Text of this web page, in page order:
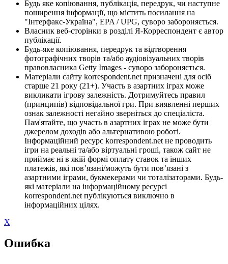
Будь яке копіювання, публікація, передрук, чи наступне
поширення інформації, що містить посилання на
"Інтерфакс-Україна", EPA / UPG, суворо забороняється.
Власник веб-сторінки в розділі Я-Корреспондент є автор
публікації.
Будь-яке копіювання, передрук та відтворення
фотографічних творів та/або аудіовізуальних творів
правовласника Getty Images - суворо забороняється.
Матеріали сайту korrespondent.net призначені для осіб
старше 21 року (21+). Участь в азартних іграх може
викликати ігрову залежність. Дотримуйтесь правил
(принципів) відповідальної гри. При виявленні перших
ознак залежності негайно зверніться до спеціаліста.
Пам'ятайте, що участь в азартних іграх не може бути
джерелом доходів або альтернативою роботі.
Інформаційний ресурс korrespondent.net не проводить
ігри на реальні та/або віртуальні гроші, також сайт не
приймає ні в якій формі оплату ставок та інших
платежів, які пов’язані/можуть бути пов’язані з
азартними іграми, букмекерами чи тоталізаторами. Будь-
які матеріали на інформаційному ресурсі
korrespondent.net публікуються виключно в
інформаційних цілях.
X
Ошибка